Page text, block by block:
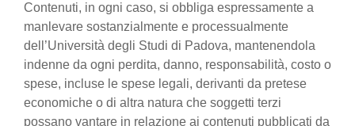
Contenuti, in ogni caso, si obbliga espressamente a
manlevare sostanzialmente e processualmente
dell’Università degli Studi di Padova, mantenendola
indenne da ogni perdita, danno, responsabilità, costo o
spese, incluse le spese legali, derivanti da pretese
economiche o di altra natura che soggetti terzi
possano vantare in relazione ai contenuti pubblicati da